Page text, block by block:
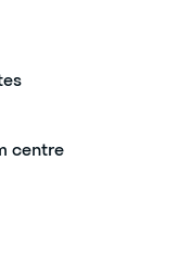
centre